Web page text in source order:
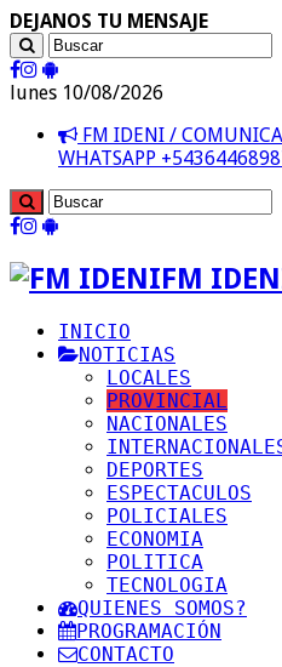
DEJANOS TU MENSAJE
lunes 10/08/2026
FM IDENI /
WHATSAPP
FM
INICIO
NOTICIAS
LOCALES
PROVINCIAL
NACIONALES
DEPORTES
ESPECTACULOS
POLICIALES
ECONOMIA
POLITICA
TECNOLOGIA
QUIENES SOMOS?
PROGRAMACIÓN
CONTACTO